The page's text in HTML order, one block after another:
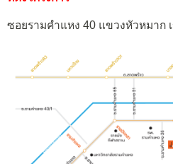
ซอยรามคำแหง 40 แขวงหัวหมาก